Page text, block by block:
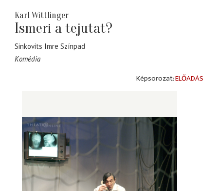
Karl Wittlinger
Ismeri a tejutat?
Sinkovits Imre Színpad
Komédia
ELŐADÁS